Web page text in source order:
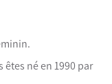
êtes né en 1990 par